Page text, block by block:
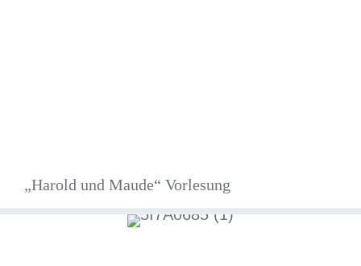
„Harold und Maude“ Vorlesung